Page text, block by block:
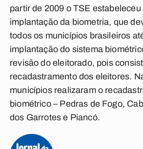
partir de 2009 o TSE
implantação da biometria, que
todos os municípios brasileiros
implantação do sistema
revisão do eleitorado, pois
recadastramento dos eleitores.
municípios realizaram o
biométrico – Pedras de Fogo,
dos Garrotes e Piancó.